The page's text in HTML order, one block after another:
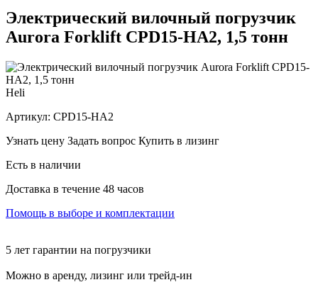
Электрический вилочный погрузчик
Aurora Forklift CPD15-HA2, 1,5 тонн
Heli
Артикул: CPD15-HA2
Узнать цену Задать вопрос Купить в лизинг
Есть в наличии
Доставка в течение 48 часов
Помощь в выборе и комплектации
5 лет гарантии на погрузчики
Можно в аренду, лизинг или трейд-ин